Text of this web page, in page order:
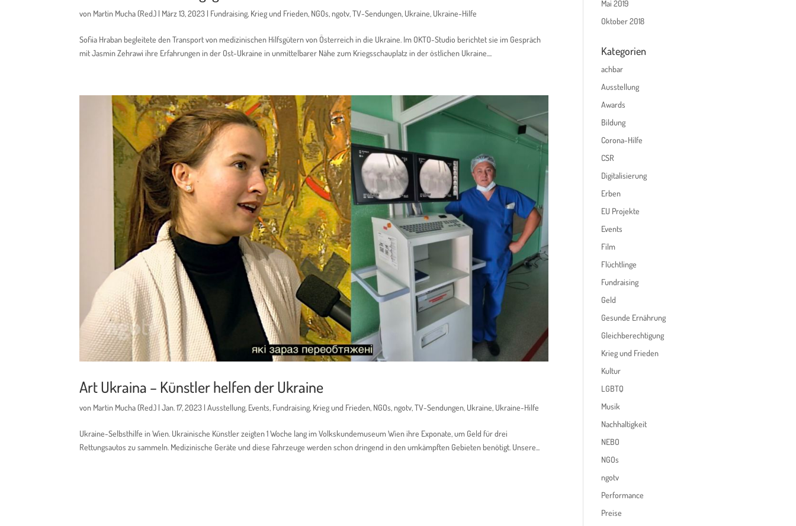
von Martin Mucha (Red.) | März 13, 2023 | Fundraising, Krieg und Frieden, NGOs,ngotv,TV-Sendungen, Ukraine, Ukraine-Hilfe
Sofiia Hraban begleitete den Transport von medizinischen Hilfsgütern von Österreich in die Ukraine. Im OKTO-Studio berichtet sie im Gespräch
mit Jasmin Zehrawi ihre Erfahrungen in der Ost-Ukraine in unmittelbarer Nähe zum Kriegsschauplatz in der östlichen Ukraine....
Art Ukraina – Künstler helfen der Ukraine
von Martin Mucha (Red.) |Jan. 17, 2023 |Ausstellung, Events, Fundraising, Krieg und Frieden, NGOs,ngotv,TV-Sendungen, Ukraine, Ukraine-Hilfe
Ukraine-Selbsthilfe in Wien. Ukrainische Künstler zeigten 1 Woche lang im Volkskundemuseum Wien ihre Exponate, um Geld für drei
Rettungsautos zu sammeln. Medizinische Geräte und diese Fahrzeuge werden schon dringend in den umkämpften Gebieten benötigt. Unsere...
Mai 2019
Oktober 2018
Kategorien
achbar
Ausstellung
Awards
Bildung
Corona-Hilfe
CSR
Digitalisierung
Erben
EU Projekte
Events
Film
Flüchtlinge
Fundraising
Geld
Gesunde Ernährung
Gleichberechtigung
Krieg und Frieden
Kultur
LGBTQ
Musik
Nachhaltigkeit
NEBO
NGOs
ngotv
Performance
Preise